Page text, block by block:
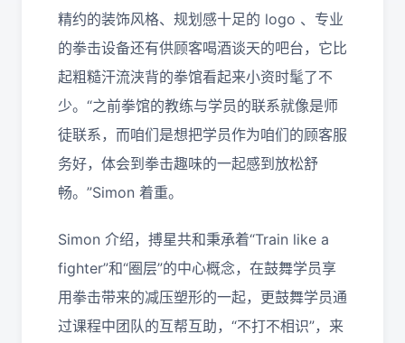
精约的装饰风格、规划感十足的 logo 、专业
的拳击设备还有供顾客喝酒谈天的吧台，它比
起粗糙汗流浃背的拳馆看起来小资时髦了不
少。“之前拳馆的教练与学员的联系就像是师
徒联系，而咱们是想把学员作为咱们的顾客服
务好，体会到拳击趣味的一起感到放松舒
畅。”Simon 着重。
Simon 介绍，搏星共和秉承着“Train like a
fighter”和“圈层”的中心概念，在鼓舞学员享
用拳击带来的减压塑形的一起，更鼓舞学员通
过课程中团队的互帮互助，“不打不相识”，来